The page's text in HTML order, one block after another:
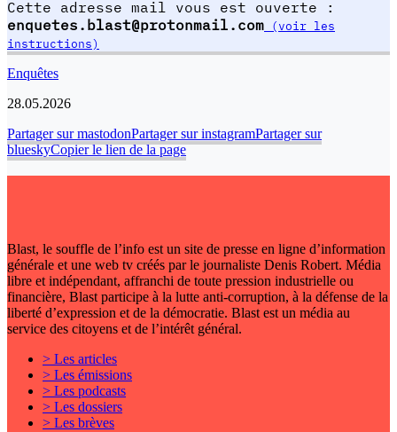
Cette adresse mail vous est ouverte :
enquetes.blast@protonmail.com (voir les
instructions)
Enquêtes
28.05.2026
Partager sur mastodonPartager sur instagramPartager sur
blueskyCopier le lien de la page
Blast, le souffle de l’info est un site de presse en ligne d’information
générale et une web tv créés par le journaliste Denis Robert. Média
libre et indépendant, affranchi de toute pression industrielle ou
financière, Blast participe à la lutte anti-corruption, à la défense de la
liberté d’expression et de la démocratie. Blast est un média au
service des citoyens et de l’intérêt général.
> Les articles
> Les émissions
> Les podcasts
> Les dossiers
> Les brèves